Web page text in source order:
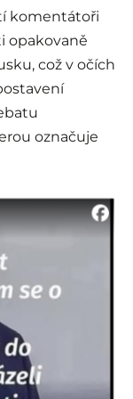
komentátoři
opakovaně
což v očích
označuje